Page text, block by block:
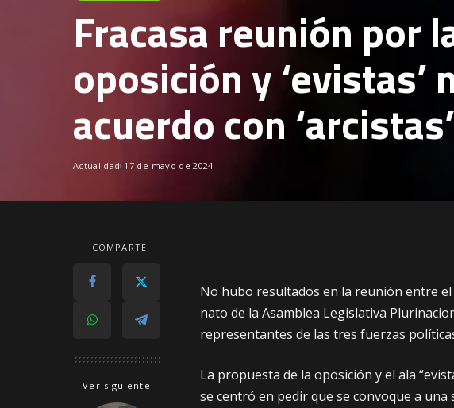
Fracasa reunión por
oposición y ‘evistas’
acuerdo con ‘arcistas’
Actualidad 17 de mayo de 2024
COMPARTE
Ver siguiente
No hubo resultados en la reunión entre
nato de la Asamblea Legislativa
representantes de las tres fuerzas
La propuesta de la oposición y el ala
se centró en pedir que se convoque a